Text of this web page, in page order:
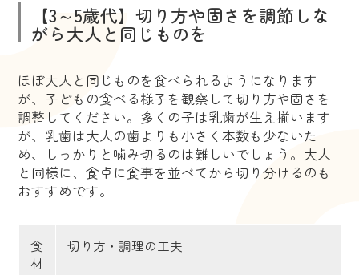
【3～5歳代】切り方や固さを調節しな
がら大人と同じものを
ほぼ大人と同じものを食べられるようになります
が、子どもの食べる様子を観察して切り方や固さを
調整してください。多くの子は乳歯が生え揃います
が、乳歯は大人の歯よりも小さく本数も少ないた
め、しっかりと噛み切るのは難しいでしょう。大人
と同様に、食卓に食事を並べてから切り分けるのも
おすすめです。
食
材
切り方・調理の工夫